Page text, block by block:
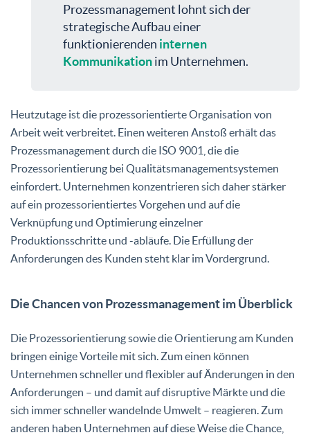
Prozessmanagement lohnt sich der
strategische Aufbau einer
funktionierenden internen
Kommunikationim Unternehmen.
Heutzutage ist die prozessorientierte Organisation von
Arbeit weit verbreitet. Einen weiteren Anstoß erhält das
Prozessmanagement durch die ISO 9001, die die
Prozessorientierung bei Qualitätsmanagementsystemen
einfordert. Unternehmen konzentrieren sich daher stärker
auf ein prozessorientiertes Vorgehen und auf die
Verknüpfung und Optimierung einzelner
Produktionsschritte und -abläufe. Die Erfüllung der
Anforderungen des Kunden steht klar im Vordergrund.
Die Chancen von Prozessmanagement im Überblick
Die Prozessorientierung sowie die Orientierung am Kunden
bringen einige Vorteile mit sich. Zum einen können
Unternehmen schneller und flexibler auf Änderungen in den
Anforderungen – und damit auf disruptive Märkte und die
sich immer schneller wandelnde Umwelt – reagieren. Zum
anderen haben Unternehmen auf diese Weise die Chance,